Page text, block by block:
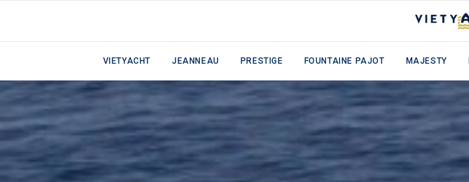
VIETYACHT JEANNEAU PRESTIGE FOUNTAINE PAJOT MAJESTY